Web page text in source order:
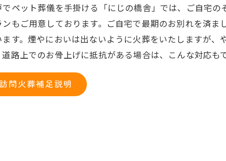
でペット葬儀を手掛ける「にじの橋舎」では、ご自宅の
ンもご用意しております。ご自宅で最期のお別れを済ま
ます。煙やにおいは出ないように火葬をいたしますが、
道路上でのお骨上げに抵抗がある場合は、こんな対応も
訪問火葬補足説明